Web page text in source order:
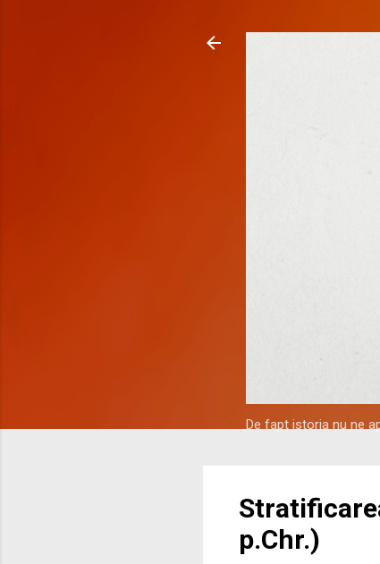
De fapt istoria nu ne
p.Chr.)